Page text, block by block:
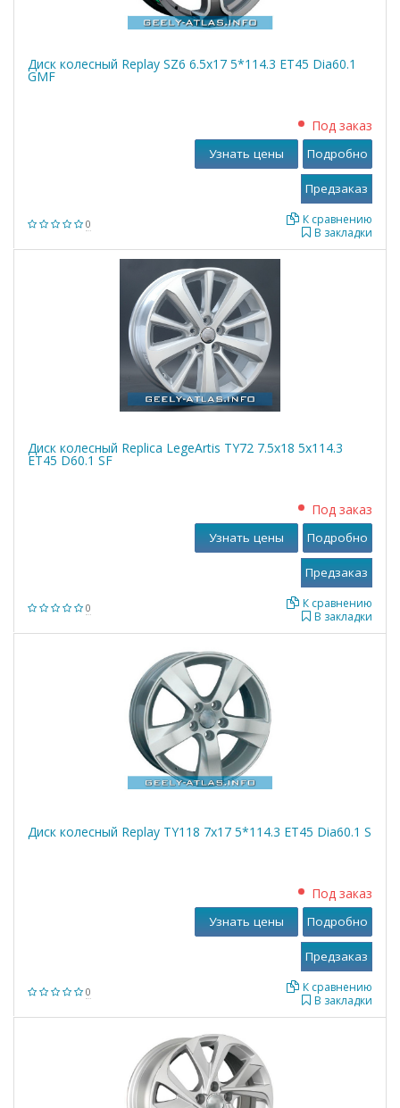
Диск колесный Replay SZ6 6.5x17 5*114.3 ET45 Dia60.1
GMF
0
Под заказ
В закладки
К сравнению
Узнать цены Подробно
Диск колесный Replica LegeArtis TY72 7.5x18 5x114.3
ET45 D60.1 SF
0
Под заказ
В закладки
К сравнению
Узнать цены Подробно
Диск колесный Replay TY118 7x17 5*114.3 ET45 Dia60.1 S
0
Под заказ
В закладки
К сравнению
Узнать цены Подробно